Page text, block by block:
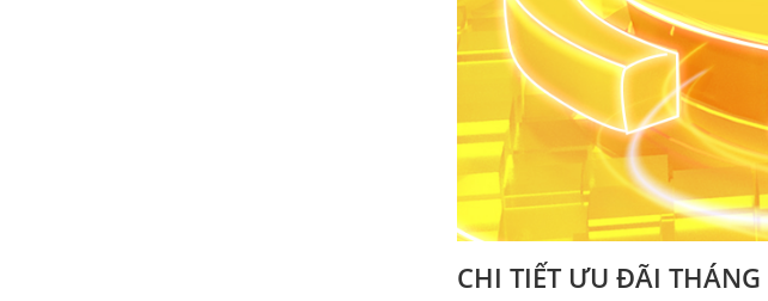
CHI TIẾT ƯU ĐÃI THÁNG